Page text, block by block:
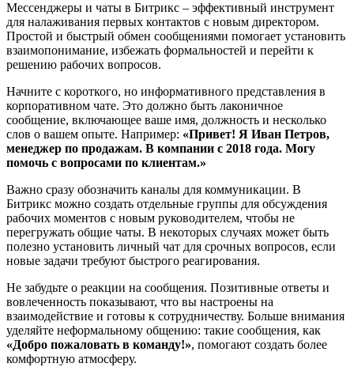
Мессенджеры и чаты в Битрикс – эффективный инструмент
для налаживания первых контактов с новым директором.
Простой и быстрый обмен сообщениями помогает установить
взаимопонимание, избежать формальностей и перейти к
решению рабочих вопросов.
Начните с короткого, но информативного представления в
корпоративном чате. Это должно быть лаконичное
сообщение, включающее ваше имя, должность и несколько
слов о вашем опыте. Например: «Привет! Я Иван Петров,
менеджер по продажам. В компании с 2018 года. Могу
помочь с вопросами по клиентам.»
Важно сразу обозначить каналы для коммуникации. В
Битрикс можно создать отдельные группы для обсуждения
рабочих моментов с новым руководителем, чтобы не
перегружать общие чаты. В некоторых случаях может быть
полезно установить личный чат для срочных вопросов, если
новые задачи требуют быстрого реагирования.
Не забудьте о реакции на сообщения. Позитивные ответы и
вовлеченность показывают, что вы настроены на
взаимодействие и готовы к сотрудничеству. Больше внимания
уделяйте неформальному общению: такие сообщения, как
«Добро пожаловать в команду!», помогают создать более
комфортную атмосферу.